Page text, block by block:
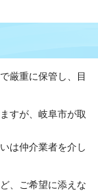
厳重に保管し、目
すが、岐阜市が取
は仲介業者を介し
、ご希望に添えな